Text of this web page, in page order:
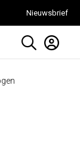
Nieuwsbrief